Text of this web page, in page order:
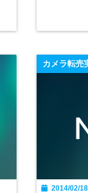
カメラ転売
2014/02/18